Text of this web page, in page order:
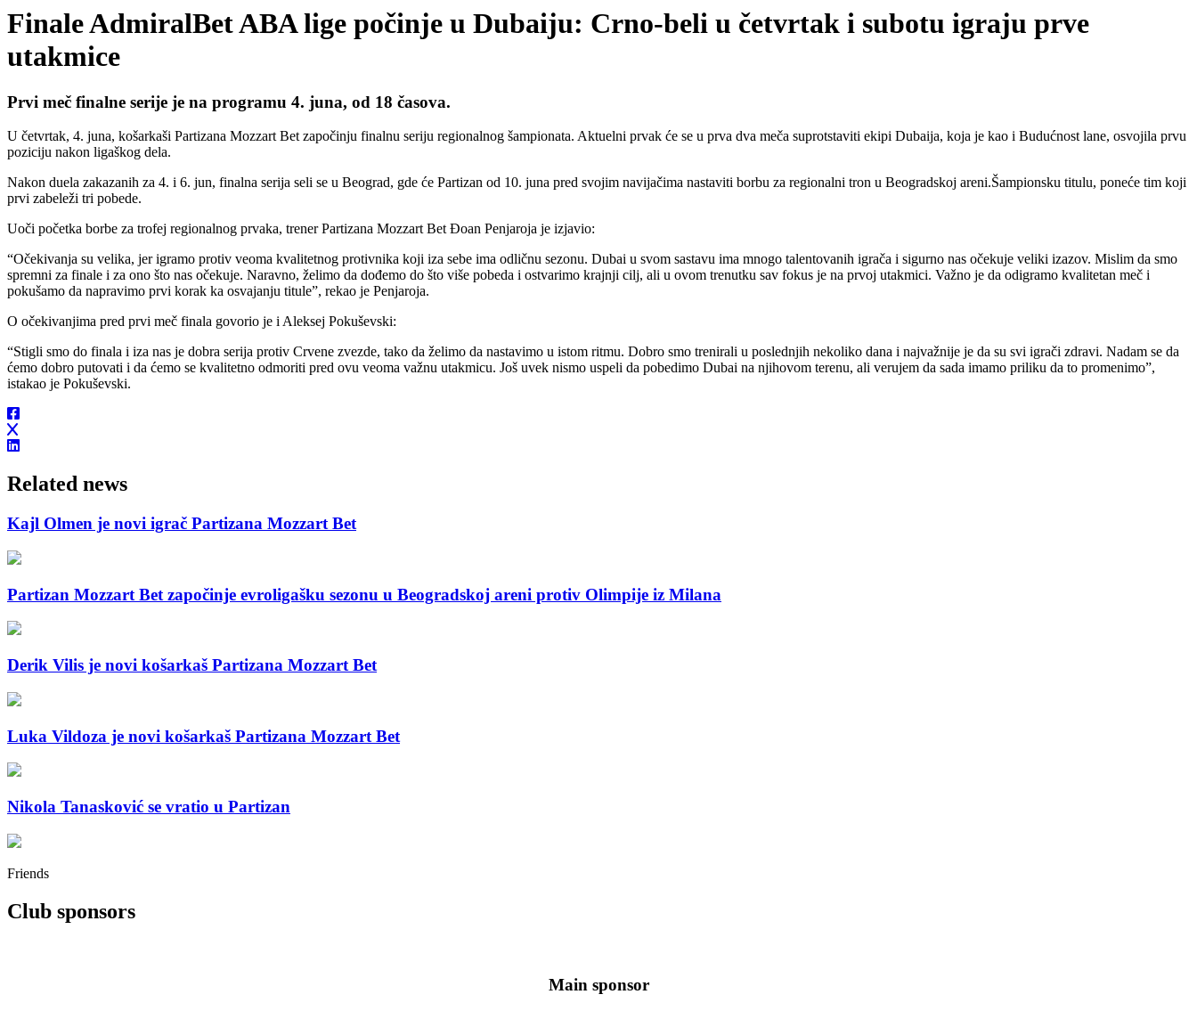
Finale AdmiralBet ABA lige počinje u Dubaiju: Crno-beli u četvrtak i subotu igraju prve
utakmice
Prvi meč finalne serije je na programu 4. juna, od 18 časova.
U četvrtak, 4. juna, košarkaši Partizana Mozzart Bet započinju finalnu seriju regionalnog šampionata. Aktuelni prvak će se u prva dva meča suprotstaviti ekipi Dubaija, koja je kao i Budućnost lane, osvojila prvu
poziciju nakon ligaškog dela.
Nakon duela zakazanih za 4. i 6. jun, finalna serija seli se u Beograd, gde će Partizan od 10. juna pred svojim navijačima nastaviti borbu za regionalni tron u Beogradskoj areni.Šampionsku titulu, poneće tim koji
prvi zabeleži tri pobede.
Uoči početka borbe za trofej regionalnog prvaka, trener Partizana Mozzart Bet Đoan Penjaroja je izjavio:
“Očekivanja su velika, jer igramo protiv veoma kvalitetnog protivnika koji iza sebe ima odličnu sezonu. Dubai u svom sastavu ima mnogo talentovanih igrača i sigurno nas očekuje veliki izazov. Mislim da smo
spremni za finale i za ono što nas očekuje. Naravno, želimo da dođemo do što više pobeda i ostvarimo krajnji cilj, ali u ovom trenutku sav fokus je na prvoj utakmici. Važno je da odigramo kvalitetan meč i
pokušamo da napravimo prvi korak ka osvajanju titule”, rekao je Penjaroja.
O očekivanjima pred prvi meč finala govorio je i Aleksej Pokuševski:
“Stigli smo do finala i iza nas je dobra serija protiv Crvene zvezde, tako da želimo da nastavimo u istom ritmu. Dobro smo trenirali u poslednjih nekoliko dana i najvažnije je da su svi igrači zdravi. Nadam se da
ćemo dobro putovati i da ćemo se kvalitetno odmoriti pred ovu veoma važnu utakmicu. Još uvek nismo uspeli da pobedimo Dubai na njihovom terenu, ali verujem da sada imamo priliku da to promenimo”,
istakao je Pokuševski.
Related news
Kajl Olmen je novi igrač Partizana Mozzart Bet
Partizan Mozzart Bet započinje evroligašku sezonu u Beogradskoj areni protiv Olimpije iz Milana
Derik Vilis je novi košarkaš Partizana Mozzart Bet
Luka Vildoza je novi košarkaš Partizana Mozzart Bet
Nikola Tanasković se vratio u Partizan
Friends
Club sponsors
Main sponsor